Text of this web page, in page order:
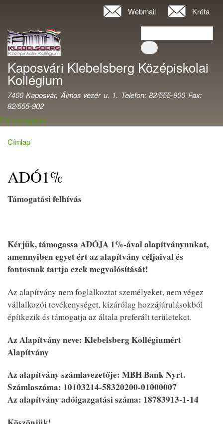
Ugrás
a
fiók
menüje
Webmail Kréta
Keresés
Kaposvári Klebelsberg Középiskolai
Kollégium
7400 Kaposvár, Álmos vezér u. 1. Telefon: 82/555-900 Fax:
82/555-902
Fő navigáció
Morzsa
Címlap
ADÓ1%
Támogatási felhívás
Kérjük, támogassa ADÓJA 1%-ával alapítványunkat,
amennyiben egyet ért az alapítvány céljaival és
fontosnak tartja ezek megvalósítását!
Az alapítvány nem foglalkoztat személyeket, nem végez
vállalkozói tevékenységet, kizárólag hozzájárulásokból
építkezik és támogatja az általa preferált területeket.
Az Alapítvány neve: Klebelsberg Kollégiumért
Alapítvány
Az alapítvány számlavezetője: MBH Bank Nyrt.
Számlaszáma: 10103214-58320200-01000007
Az alapítvány adóigazgatási száma: 18783913-1-14